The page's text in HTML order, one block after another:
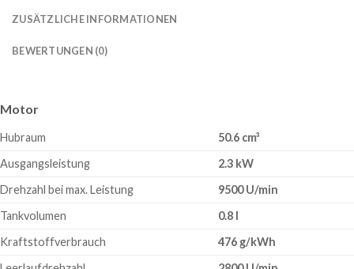
ZUSÄTZLICHE INFORMATIONEN
BEWERTUNGEN (0)
Motor
Hubraum
50.6 cm³
Ausgangsleistung
2.3 kW
Drehzahl bei max. Leistung
9500 U/min
Tankvolumen
0.8 l
Kraftstoffverbrauch
476 g/kWh